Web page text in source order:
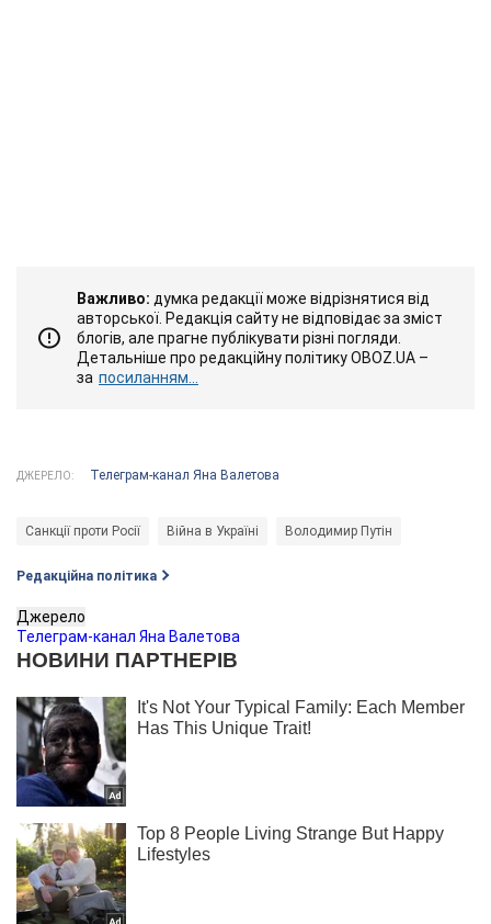
Важливо: думка редакції може відрізнятися від
авторської. Редакція сайту не відповідає за зміст
блогів, але прагне публікувати різні погляди.
Детальніше про редакційну політику OBOZ.UA –
за посиланням...
ДЖЕРЕЛО: Телеграм-канал Яна Валетова
Санкції проти Росії Війна в Україні Володимир Путін
Редакційна політика
Джерело
Телеграм-канал Яна Валетова